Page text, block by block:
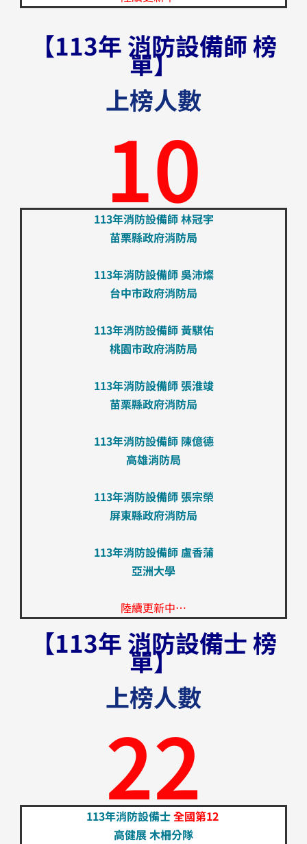
【113年 消防設備師 榜
單】
上榜人數
10
113年消防設備師 林冠宇
苗栗縣政府消防局
113年消防設備師 吳沛燦
台中市政府消防局
113年消防設備師 黃騏佑
桃園市政府消防局
113年消防設備師 張淮竣
苗栗縣政府消防局
113年消防設備師 陳億德
高雄消防局
113年消防設備師 張宗榮
屏東縣政府消防局
113年消防設備師 盧香蒲
亞洲大學
陸續更新中…
【113年 消防設備士 榜
單】
上榜人數
22
113年消防設備士全國第12
高健展木柵分隊